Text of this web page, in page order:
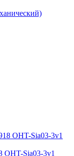
OHT-Sia03-3v1